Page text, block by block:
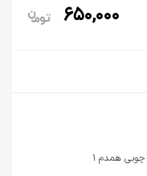
650,000
چوبی همدم 1